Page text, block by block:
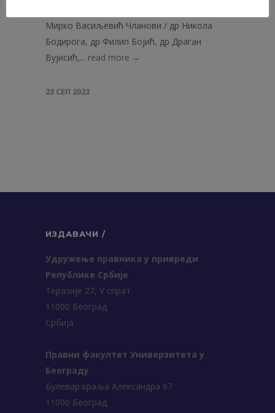
Мирко Васиљевић Чланови / др Никола
Бодирога, др Филип Бојић, др Драган
Вујисић,... read more →
23 СЕП 2023
ИЗДАВАЧИ /
Удружење правника у привреди
Републике Србије
Теразије 27, V спрат
11000 Београд
Србија
Правни факултет Универзитета у
Београду
Булевар краља Александра 67
11000 Београд